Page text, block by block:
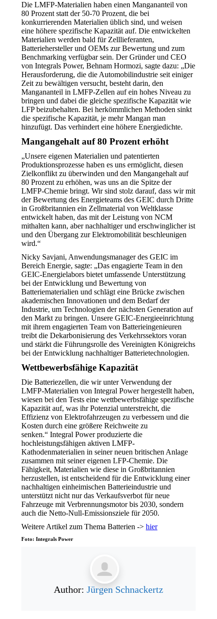
Die LMFP-Materialien haben einen Mangananteil von
80 Prozent statt der 50-70 Prozent, die bei
konkurrierenden Materialien üblich sind, und weisen
eine höhere spezifische Kapazität auf. Die entwickelten
Materialien werden bald für Zelllieferanten,
Batteriehersteller und OEMs zur Bewertung und zum
Benchmarking verfügbar sein. Der Gründer und CEO
von Integrals Power, Behnam Hormozi, sagte dazu: „Die
Herausforderung, die die Automobilindustrie seit einiger
Zeit zu bewältigen versucht, besteht darin, den
Mangananteil in LMFP-Zellen auf ein hohes Niveau zu
bringen und dabei die gleiche spezifische Kapazität wie
LFP beizubehalten. Bei herkömmlichen Methoden sinkt
die spezifische Kapazität, je mehr Mangan man
hinzufügt. Das verhindert eine höhere Energiedichte.
Mangangehalt auf 80 Prozent erhöht
„Unsere eigenen Materialien und patentierten
Produktionsprozesse haben es uns ermöglicht, diesen
Zielkonflikt zu überwinden und den Mangangehalt auf
80 Prozent zu erhöhen, was uns an die Spitze der
LMFP-Chemie bringt. Wir sind stolz darauf, dass wir mit
der Bewertung des Energieteams des GEIC durch Dritte
in Großbritannien ein Zellmaterial von Weltklasse
entwickelt haben, das mit der Leistung von NCM
mithalten kann, aber nachhaltiger und erschwinglicher ist
und den Übergang zur Elektromobilität beschleunigen
wird.“
Nicky Savjani, Anwendungsmanager des GEIC im
Bereich Energie, sagte: „Das engagierte Team in den
GEIC-Energielabors bietet umfassende Unterstützung
bei der Entwicklung und Bewertung von
Batteriematerialien und schlägt eine Brücke zwischen
akademischen Innovationen und dem Bedarf der
Industrie, um Technologien der nächsten Generation auf
den Markt zu bringen. Unsere GEIC-Energieeinrichtung
mit ihrem engagierten Team von Batterieingenieuren
treibt die Dekarbonisierung des Verkehrssektors voran
und stärkt die Führungsrolle des Vereinigten Königreichs
bei der Entwicklung nachhaltiger Batterietechnologien.
Wettbewerbsfähige Kapazität
Die Batteriezellen, die wir unter Verwendung der
LMFP-Materialien von Integral Power hergestellt haben,
wiesen bei den Tests eine wettbewerbsfähige spezifische
Kapazität auf, was ihr Potenzial unterstreicht, die
Effizienz von Elektrofahrzeugen zu verbessern und die
Kosten durch eine größere Reichweite zu
senken.“ Integral Power produzierte die
hochleistungsfähigen aktiven LMFP-
Kathodenmaterialien in seiner neuen britischen Anlage
zusammen mit seiner eigenen LFP-Chemie. Die
Fähigkeit, Materialien wie diese in Großbritannien
herzustellen, ist entscheidend für die Entwicklung einer
nachhaltigen einheimischen Batterieindustrie und
unterstützt nicht nur das Verkaufsverbot für neue
Fahrzeuge mit Verbrennungsmotor bis 2030, sondern
auch die Netto-Null-Emissionsziele für 2050.
Weitere Artikel zum Thema Batterien -> hier
Foto: Integrals Power
Author: Jürgen Schnackertz